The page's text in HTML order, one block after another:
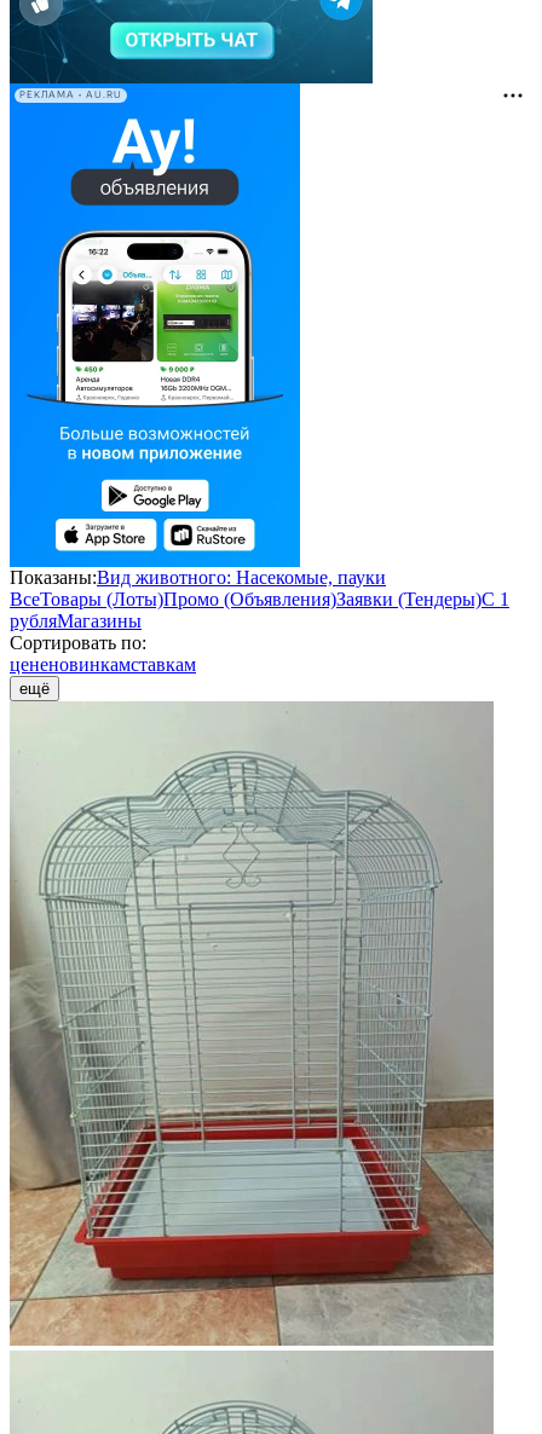
РЕКЛАМА • AU.RU
Показаны:Вид животного: Насекомые, пауки
ВсеТовары (Лоты)Промо (Объявления)Заявки (Тендеры)С 1
рубляМагазины
Сортировать по:
цененовинкамставкам
ещё